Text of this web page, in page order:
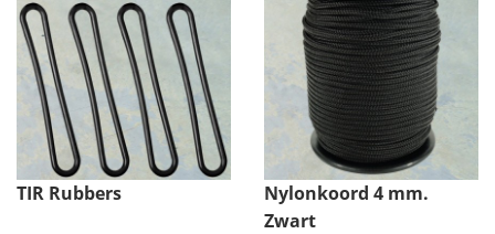
TIR Rubbers
Nylonkoord 4 mm.
Zwart